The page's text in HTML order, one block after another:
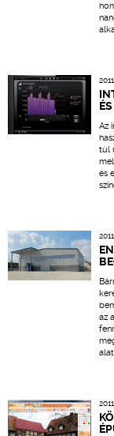
Az
túl
és
az